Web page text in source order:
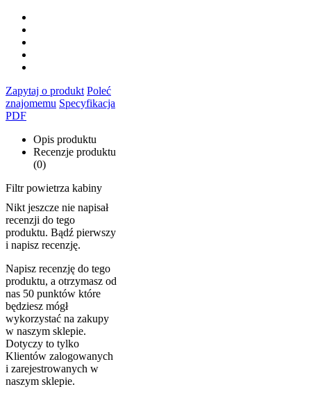
Zapytaj o produkt Poleć
znajomemu Specyfikacja
PDF
Opis produktu
Recenzje produktu
(0)
Filtr powietrza kabiny
Nikt jeszcze nie napisał
recenzji do tego
produktu. Bądź pierwszy
i napisz recenzję.
Napisz recenzję do tego
produktu, a otrzymasz od
nas 50 punktów które
będziesz mógł
wykorzystać na zakupy
w naszym sklepie.
Dotyczy to tylko
Klientów zalogowanych
i zarejestrowanych w
naszym sklepie.